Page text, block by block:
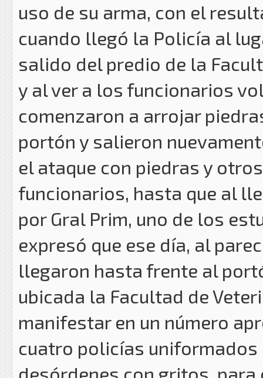
uso de su arma, con el
cuando llegó la Policía al
salido del predio de la
y al ver a los funcionarios
comenzaron a arrojar
portón y salieron
el ataque con piedras y
funcionarios, hasta que al
por Gral Prim, uno de los
expresó que ese día, al
llegaron hasta frente al
ubicada la Facultad de
manifestar en un número
cuatro policías
desórdenes con gritos,